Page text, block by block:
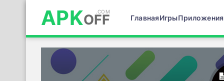
APKOFF ГлавнаяИгрыПриложения